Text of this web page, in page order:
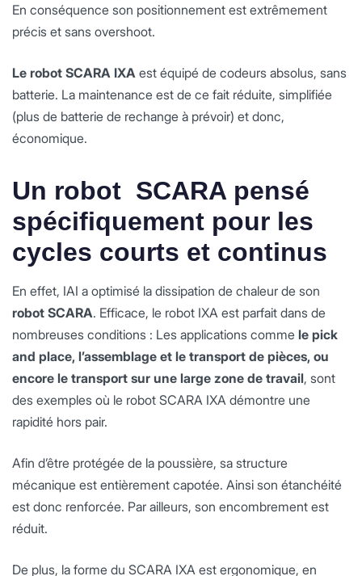
En conséquence son positionnement est extrêmement
précis et sans overshoot.
Le robot SCARA IXA est équipé de codeurs absolus, sans
batterie. La maintenance est de ce fait réduite, simplifiée
(plus de batterie de rechange à prévoir) et donc,
économique.
Un robot SCARA pensé
spécifiquement pour les
cycles courts et continus
En effet, IAI a optimisé la dissipation de chaleur de son
robot SCARA. Efficace, le robot IXA est parfait dans de
nombreuses conditions : Les applications comme le pick
and place, l’assemblage et le transport de pièces, ou
encore le transport sur une large zone de travail, sont
des exemples où le robot SCARA IXA démontre une
rapidité hors pair.
Afin d’être protégée de la poussière, sa structure
mécanique est entièrement capotée. Ainsi son étanchéité
est donc renforcée. Par ailleurs, son encombrement est
réduit.
De plus, la forme du SCARA IXA est ergonomique, en